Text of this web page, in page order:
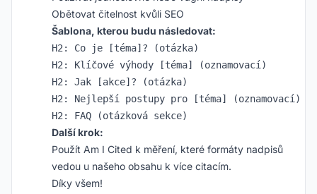
Obětovat čitelnost kvůli SEO
Šablona, kterou budu následovat:
H2: Co je [téma]? (otázka)
H2: Klíčové výhody [téma] (oznamovací)
H2: Jak [akce]? (otázka)
H2: Nejlepší postupy pro [téma] (oznamovací)
Další krok:
Použít Am I Cited k měření, které formáty nadpisů
vedou u našeho obsahu k více citacím.
Díky všem!